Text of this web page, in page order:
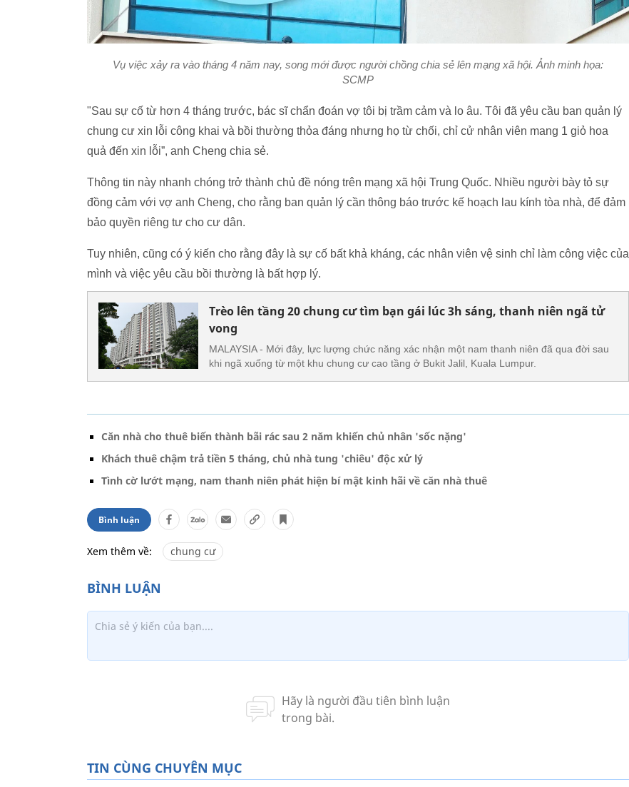
Vụ việc xảy ra vào tháng 4 năm nay, song mới được người chồng chia sẻ lên mạng xã hội. Ảnh minh họa:
SCMP
"Sau sự cố từ hơn 4 tháng trước, bác sĩ chẩn đoán vợ tôi bị trầm cảm và lo âu. Tôi đã yêu cầu ban quản lý
chung cư xin lỗi công khai và bồi thường thỏa đáng nhưng họ từ chối, chỉ cử nhân viên mang 1 giỏ hoa
quả đến xin lỗi”, anh Cheng chia sẻ.
Thông tin này nhanh chóng trở thành chủ đề nóng trên mạng xã hội Trung Quốc. Nhiều người bày tỏ sự
đồng cảm với vợ anh Cheng, cho rằng ban quản lý cần thông báo trước kế hoạch lau kính tòa nhà, để đảm
bảo quyền riêng tư cho cư dân.
Tuy nhiên, cũng có ý kiến cho rằng đây là sự cố bất khả kháng, các nhân viên vệ sinh chỉ làm công việc của
mình và việc yêu cầu bồi thường là bất hợp lý.
Trèo lên tầng 20 chung cư tìm bạn gái lúc 3h sáng, thanh niên ngã tử
vong
MALAYSIA - Mới đây, lực lượng chức năng xác nhận một nam thanh niên đã qua đời sau
khi ngã xuống từ một khu chung cư cao tầng ở Bukit Jalil, Kuala Lumpur.
Căn nhà cho thuê biến thành bãi rác sau 2 năm khiến chủ nhân 'sốc nặng'
Khách thuê chậm trả tiền 5 tháng, chủ nhà tung 'chiêu' độc xử lý
Tình cờ lướt mạng, nam thanh niên phát hiện bí mật kinh hãi về căn nhà thuê
Bình luận
Xem thêm về: chung cư
TIN CÙNG CHUYÊN MỤC